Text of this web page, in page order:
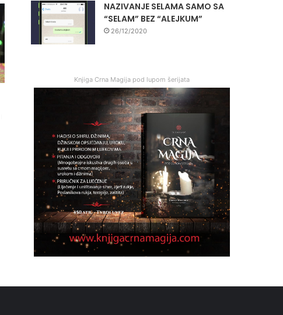
NAZIVANJE SELAMA SAMO SA
“SELAM” BEZ “ALEJKUM”
26/12/2020
Knjiga Crna Magija pod lupom šerijata